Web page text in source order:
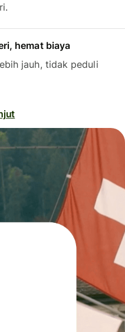
hemat biaya
jauh, tidak peduli